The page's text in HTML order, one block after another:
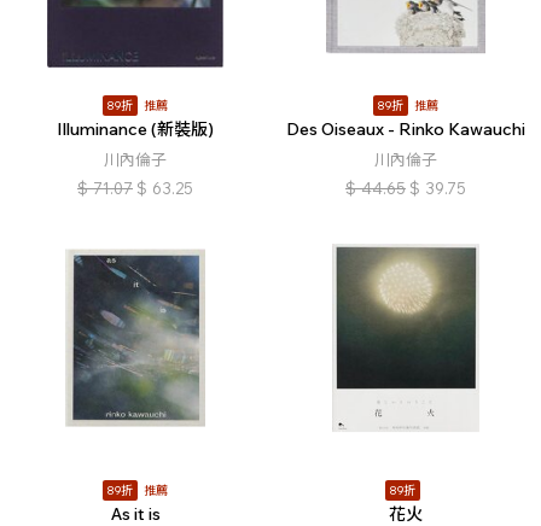
89折 推薦
Illuminance (新裝版)
川內倫子
$ 71.07 $ 63.25
89折 推薦
Des Oiseaux - Rinko Kawauchi
川內倫子
$ 44.65 $ 39.75
89折 推薦
As it is
89折
花火